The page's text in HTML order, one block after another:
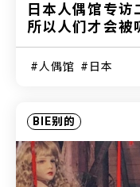
日本人偶馆专访
所以人们才会被
人偶馆 日本
BIE别的